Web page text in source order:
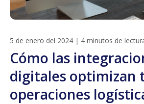
5 de enero del 2024 | 4 minutos de
Cómo las
digitales optimizan
operaciones